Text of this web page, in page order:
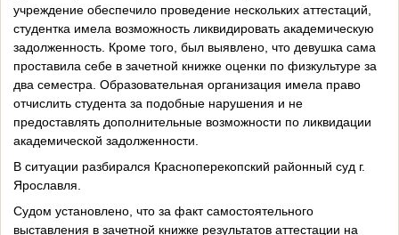
учреждение обеспечило проведение нескольких аттестаций,
студентка имела возможность ликвидировать академическую
задолженность. Кроме того, был выявлено, что девушка сама
проставила себе в зачетной книжке оценки по физкультуре за
два семестра. Образовательная организация имела право
отчислить студента за подобные нарушения и не
предоставлять дополнительные возможности по ликвидации
академической задолженности.
В ситуации разбирался Красноперекопский районный суд г.
Ярославля.
Судом установлено, что за факт самостоятельного
выставления в зачетной книжке результатов аттестации на